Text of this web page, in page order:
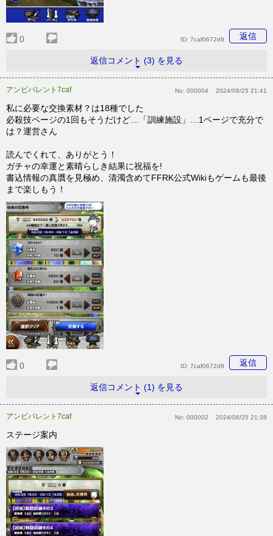
0 返信
ID: 7caf0672d9
返信コメント (3) を見る
アンビバレント7caf No: 000004 2024/08/25 21:41
私に必要な交換素材？は18種でした
必殺技ページの1回もそうだけど…「訓練施設」…1ページで充分で
は？運営さん
読んでくれて、ありがとう！
ガチャの幸運と素晴らしき結果に祝福を!
書込情報の真贋を見極め、清濁含めてFFRK公式Wikiもゲームも最後
まで楽しもう！
0 返信
ID: 7caf0672d9
返信コメント (1) を見る
アンビバレント7caf No: 000002 2024/08/25 21:38
ステージ案内